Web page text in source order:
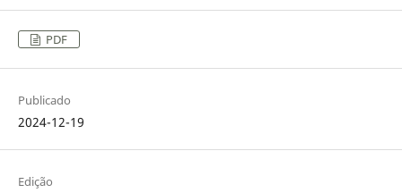
PDF
Publicado
2024-12-19
Edição